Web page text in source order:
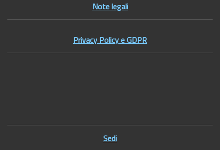
Note legali
Privacy Policy e GDPR
Sedi